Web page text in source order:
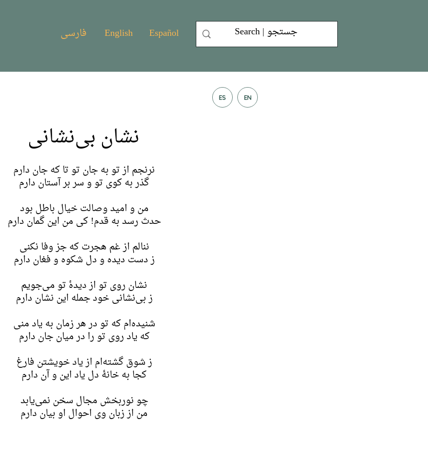
فارسی English Español
ES EN
نشان بی‌نشانی
نرنجم از تو به جان تو تا که جان دارم
گذر به کوی تو و سر بر آستان دارم
من و امید وصالت خیال باطل بود
حدث رسد به قدم! کی من این گمان دارم
ننالم از غم هجرت که جز وفا نکنی
ز دست دیده و دل شکوه و فغان دارم
نشان روی تو از دید‌هٔ تو می‌جویم
ز بی‌نشانی خود جمله این نشان دارم
شنیده‌ام که تو در هر زمان به یاد منی
که یاد روی تو را در میان جان دارم
ز شوق گشته‌ام از یاد خویشتن فارغ
کجا به خانهٔ دل یاد این و آن دارم
چو نوربخش مجال سخن نمی‌یابد
من از زبان وی احوال او بیان دارم